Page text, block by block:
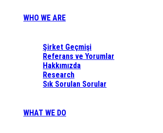
WHO WE ARE
Şirket Geçmişi
Referans ve Yorumlar
Hakkımızda
Research
Sık Sorulan Sorular
WHAT WE DO